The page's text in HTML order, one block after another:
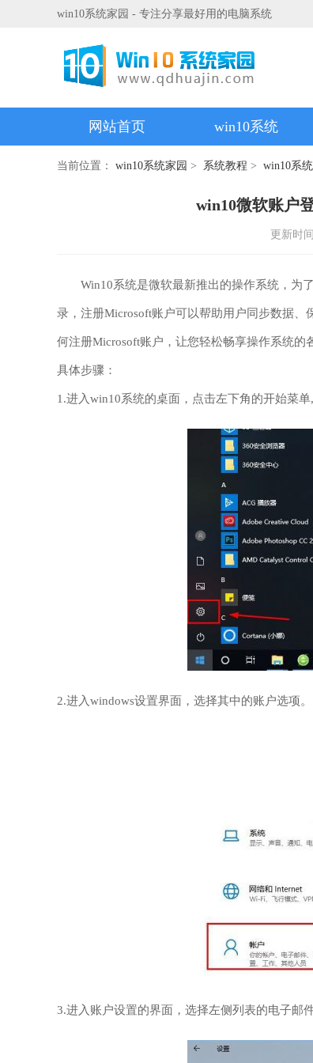
win10系统家园 - 专注分享最好用的电脑系统
网站首页 win10系统
当前位置： win10系统家园 > 系统教程 > win10系
win10微软账户
更新时
Win10系统是微软最新推出的操作系统，为了
录，注册Microsoft账户可以帮助用户同步数据
何注册Microsoft账户，让您轻松畅享操作系统的
具体步骤：
1.进入win10系统的桌面，点击左下角的开始菜
2.进入windows设置界面，选择其中的账户选项。
3.进入账户设置的界面，选择左侧列表的电子邮